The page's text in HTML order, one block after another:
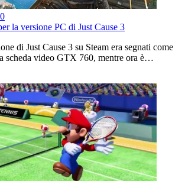
0
la versione PC di Just Cause 3
di Just Cause 3 su Steam era segnati come
scheda video GTX 760, mentre ora è…